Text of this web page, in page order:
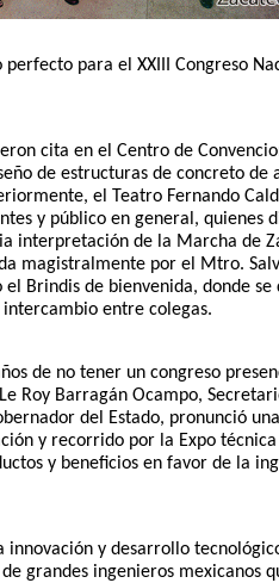
para el XXIII Congreso
cita en el Centro de
de estructuras de concreto de
el Teatro Fernando
y público en general, quienes
interpretación de la Marcha de
magistralmente por el Mtro.
Brindis de bienvenida, donde
entre colegas.
de no tener un congreso
Roy Barragán Ocampo,
del Estado, pronunció
y recorrido por la Expo
y beneficios en favor de la
y desarrollo
grandes ingenieros mexicanos